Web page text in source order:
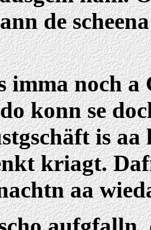
de
imma noch a
konn se
is aa
kriagt.
aa